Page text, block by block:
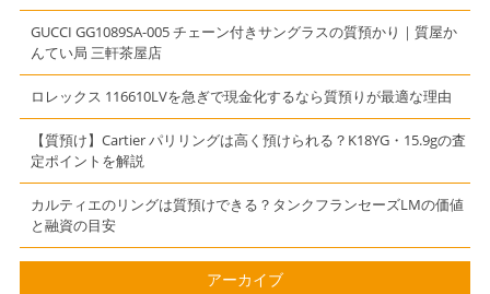
GUCCI GG1089SA-005 チェーン付きサングラスの質預かり｜質屋か
んてい局 三軒茶屋店
ロレックス 116610LVを急ぎで現金化するなら質預りが最適な理由
【質預け】Cartier パリリングは高く預けられる？K18YG・15.9gの査
定ポイントを解説
カルティエのリングは質預けできる？タンクフランセーズLMの価値
と融資の目安
アーカイブ